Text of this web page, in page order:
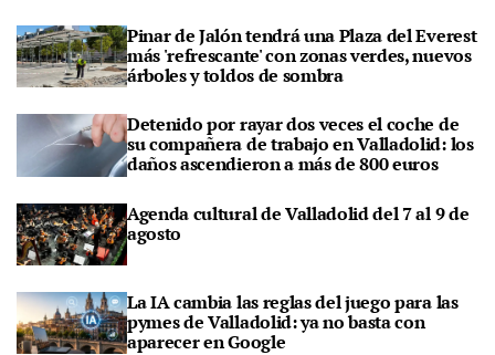
Pinar de Jalón tendrá una Plaza del Everest
más 'refrescante' con zonas verdes, nuevos
árboles y toldos de sombra
Detenido por rayar dos veces el coche de
su compañera de trabajo en Valladolid: los
daños ascendieron a más de 800 euros
Agenda cultural de Valladolid del 7 al 9 de
agosto
La IA cambia las reglas del juego para las
pymes de Valladolid: ya no basta con
aparecer en Google